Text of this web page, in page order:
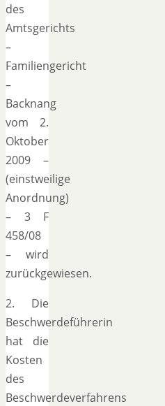
des
Amtsgerichts
–
Familiengericht
–
Backnang
vom 2.
Oktober
2009 –
(einstweilige
Anordnung)
– 3 F
458/08
– wird
zurückgewiesen.
2. Die
Beschwerdeführerin
hat die
Kosten
des
Beschwerdeverfahrens